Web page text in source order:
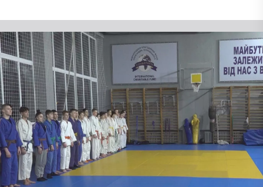
Ремонт у
клубі
Дзюдо-80
04.02.2022
Добре відомо, в яких умовах
секцій і груп фізичної
стареньких спортзалах.. у
приміщеннях. Настурций
справи, за яку беруться
вихованці спортивного